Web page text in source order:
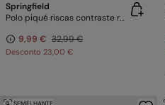
Springfield
Polo piqué riscas contraste regular fit
9,99 € 32,99 €
Desconto 23,00 €
SEMELHANTE